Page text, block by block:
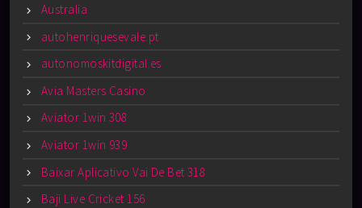
Australia
autohenriquesevale.pt
autonomoskitdigital.es
Avia Masters Casino
Aviator 1win 308
Aviator 1win 939
Baixar Aplicativo Vai De Bet 318
Baji Live Cricket 156